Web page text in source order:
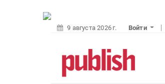
9 августа 2026 г. Войти